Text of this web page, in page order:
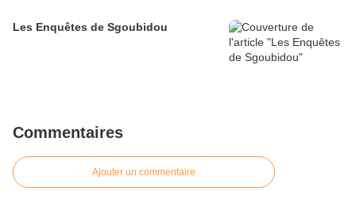
Les Enquêtes de Sgoubidou
Commentaires
Ajouter un commentaire